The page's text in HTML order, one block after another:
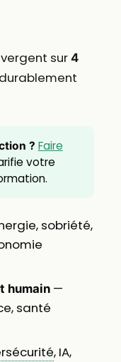
sur 4
? Faire
votre
sobriété,
humain—
santé
, IA,